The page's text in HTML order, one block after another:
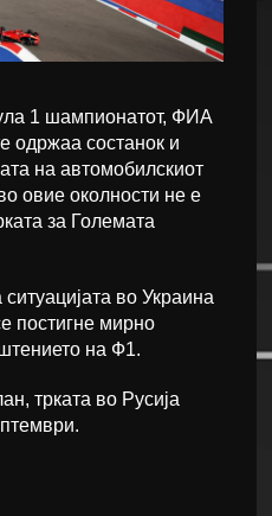
1 шампионатот, ФИА
одржаа состанок и
на автомобилскиот
овие околности не е
за Големата
во Украина
постигне мирно
на Ф1.
трката во Русија